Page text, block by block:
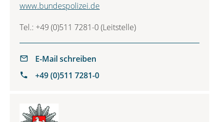
www.bundespolizei.de
Tel.: +49 (0)511 7281-0 (Leitstelle)
E-Mail schreiben
+49 (0)511 7281-0